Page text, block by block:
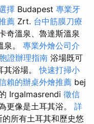
擇 Budapest 專業牙
薦 Zrt. 台中筋膜刀療
奇溫泉、魯達斯溫泉
。 專業外燴公司介
證辦理指南 浴場既可
其浴場。快速打掃小
賴的辦桌外燴推薦 bej
Irgalmasrendi 徵信
更像是土耳其浴。 詳
的所有土耳其和歷史悠